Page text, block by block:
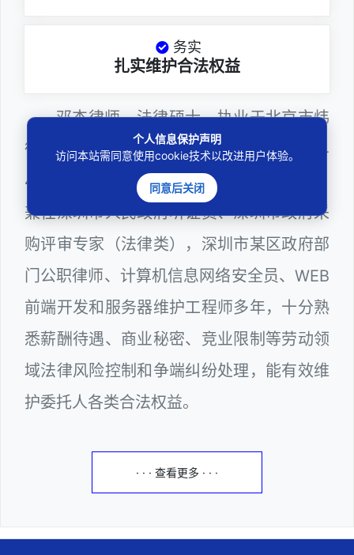
务实
扎实维护合法权益
邓杰律师，法律硕士，执业于北京市炜
衡（深圳）律师事务所，律师执业证号为14
403201810022100。邓杰律师现（或曾）
兼任深圳市人民政府听证员、深圳市政府采
购评审专家（法律类），深圳市某区政府部
门公职律师、计算机信息网络安全员、WEB
前端开发和服务器维护工程师多年，十分熟
悉薪酬待遇、商业秘密、竞业限制等劳动领
域法律风险控制和争端纠纷处理，能有效维
护委托人各类合法权益。
· · · 查看更多 · · ·
个人信息保护声明
访问本站需同意使用cookie技术以改进用户体验。
同意后关闭